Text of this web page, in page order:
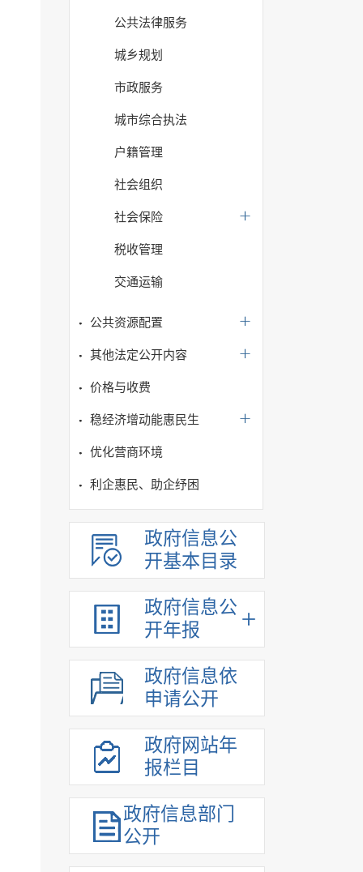
公共法律服务
城乡规划
市政服务
城市综合执法
户籍管理
社会组织
社会保险
税收管理
交通运输
公共资源配置
其他法定公开内容
价格与收费
稳经济增动能惠民生
优化营商环境
利企惠民、助企纾困
政府信息公
开基本目录
政府信息公
开年报
政府信息依
申请公开
政府网站年
报栏目
政府信息部门
公开